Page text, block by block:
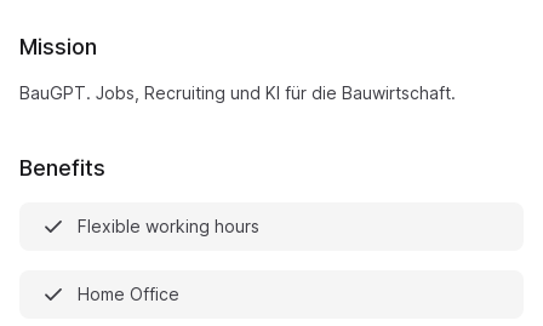
Mission
BauGPT. Jobs, Recruiting und KI für die Bauwirtschaft.
Benefits
Flexible working hours
Home Office